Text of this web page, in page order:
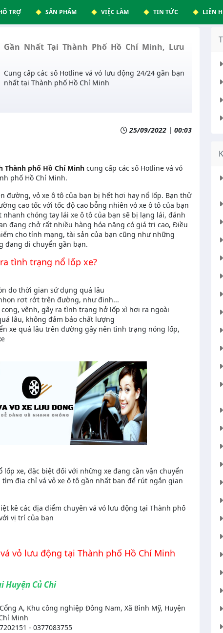
TRỢ SẢN PHẨM VIỆC LÀM TIN TỨC LIÊN
Nhất Tại Thành Phố Hồ Chí Minh, Lưu
Cung cấp các số Hotline vá vỏ lưu động 24/24 gần bạn
nhất tại Thành phố Hồ Chí Minh
25/09/2022 | 00:03
phố Hồ Chí Minh cung cấp các số Hotline vá vỏ
phố Hồ Chí Minh.
đường, vỏ xe ô tô của bạn bị hết hơi hay nổ lốp. Bạn thử
cao tốc với tốc độ cao bỗng nhiên vỏ xe ô tô của bạn
nhanh chóng tay lái xe ô tô của bạn sẽ bị lạng lái, đánh
đang chở rất nhiều hàng hóa nặng có giá trị cao, Điều
cho tính mạng, tài sản của bạn cũng như những
đang di chuyển gần bạn.
tình trạng nổ lốp xe?
do thời gian sử dụng quá lâu
rơt rớt trên đường, như đinh...
vênh, gây ra tình trạng hở lốp xì hơi ra ngoài
lâu, không đảm bảo chất lượng
xe quá lâu trên đường gây nên tình trạng nóng lốp,
lốp xe, đặc biệt đối với những xe đang cần vận chuyển
địa chỉ vá vỏ xe ô tô gần nhất bạn để rút ngắn gian
kê các địa điểm chuyên vá vỏ lưu động tại Thành phố
vị trí của bạn
vỏ lưu động tại Thành phố Hồ Chí Minh
Huyện Củ Chi
A, Khu công nghiệp Đông Nam, Xã Bình Mỹ, Huyện
Minh
- 0377083755